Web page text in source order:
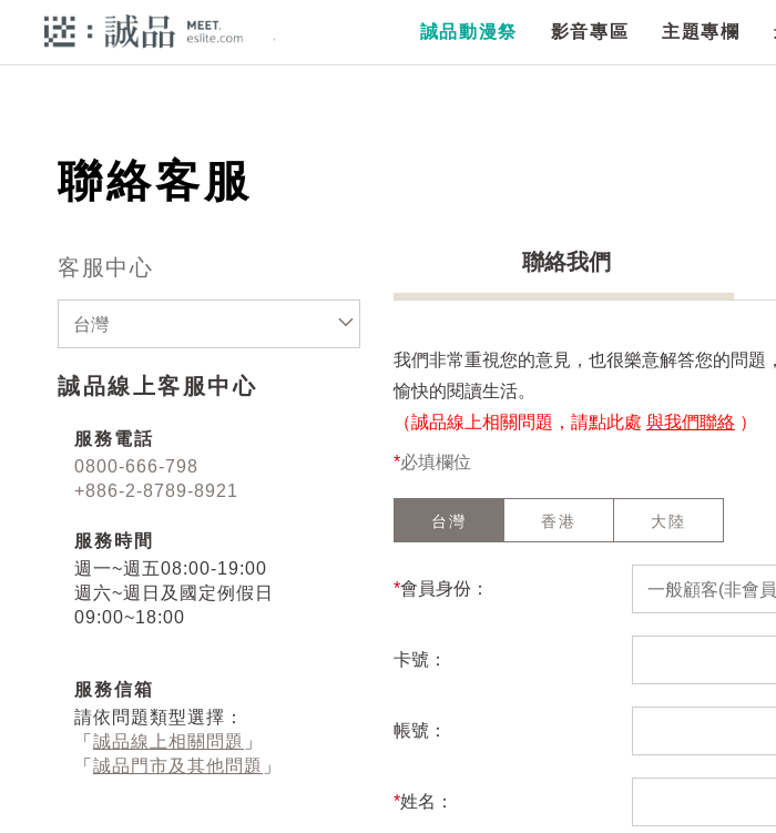
誠品動漫祭 影音專區 主題專欄
聯絡客服
客服中心
台灣
誠品線上客服中心
服務電話
0800-666-798
+886-2-8789-8921
服務時間
週一~週五08:00-19:00
週六~週日及國定例假日
09:00~18:00
服務信箱
請依問題類型選擇：
「 誠品線上相關問題 」
「 誠品門市及其他問題 」
聯絡我們
我們非常重視您的意見，也很樂意解答您的問
愉快的閱讀生活。
（誠品線上相關問題，請點此處 與我們聯絡 ）
*必填欄位
台灣 香港 大陸
*會員身份： 一般顧客(非會
卡號：
帳號：
*姓名：